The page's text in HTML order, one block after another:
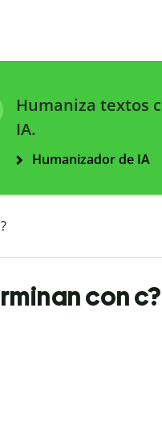
Humaniza textos
IA.
Humanizador de IA
con c?